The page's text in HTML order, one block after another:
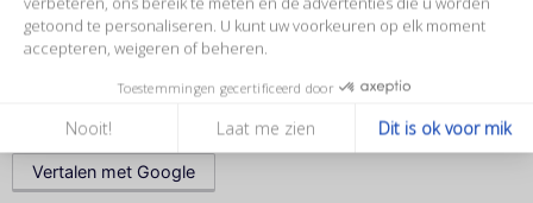
getoond te personaliseren. U kunt uw voorkeuren op elk moment
accepteren, weigeren of beheren.
Toestemmingen gecertificeerd door
Nooit! Laat me zien Dit is ok voor mik
Marie-Anne M.
Meer dan een jaar geleden gepubliceerd
Belle balade de nuit
Parfait pour découvrir les grands monuments de Paris
Vertalen met Google